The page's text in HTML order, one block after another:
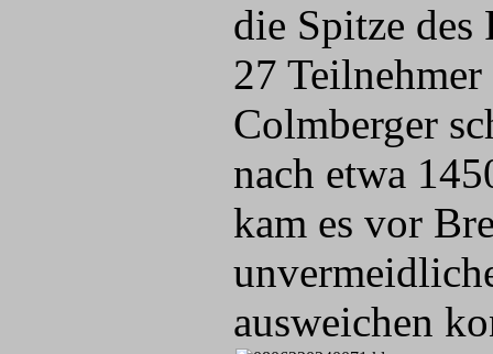
die Spitze
27
Colmberger
nach etwa
kam es vor
ausweichen